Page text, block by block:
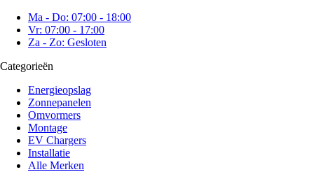
Ma - Do: 07:00 - 18:00
Vr: 07:00 - 17:00
Za - Zo: Gesloten
Categorieën
Energieopslag
Zonnepanelen
Omvormers
Montage
EV Chargers
Installatie
Alle Merken